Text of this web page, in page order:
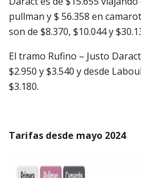
pullman y $ 56.358 en
son de $8.370, $10.044 y
El tramo Rufino – Justo
$2.950 y $3.540 y desde
$3.180.
Tarifas desde mayo 2024